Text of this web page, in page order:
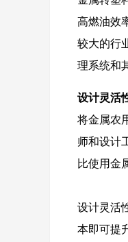
高燃油效
较大的行
理系统和
设计灵活
将金属农
师和设计
比使用金
设计灵活
本即可提